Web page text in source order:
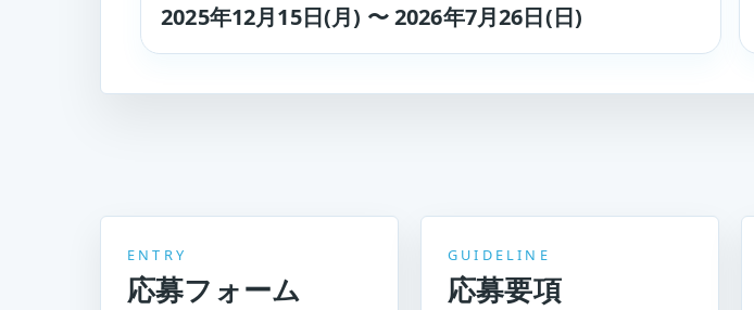
2025年12月15日(月) 〜 2026年7月26日(日)
ENTRY
応募フォーム
GUIDELINE
応募要項